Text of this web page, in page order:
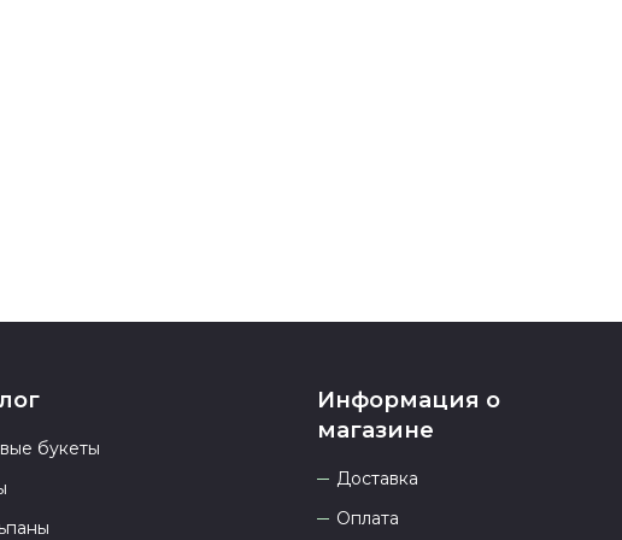
букеты
Информация о
магазине
Доставка
Оплата